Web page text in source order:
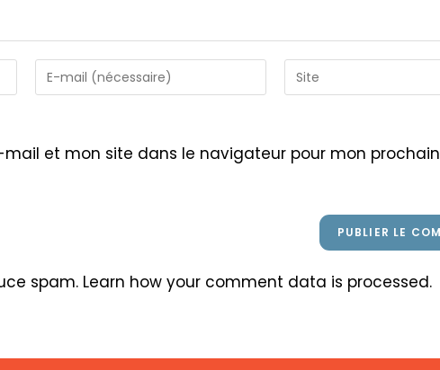
Enter
your
to
Saisir
l’URL
site
et mon site dans le navigateur pour mon prochain
spam. Learn how your comment data is processed.